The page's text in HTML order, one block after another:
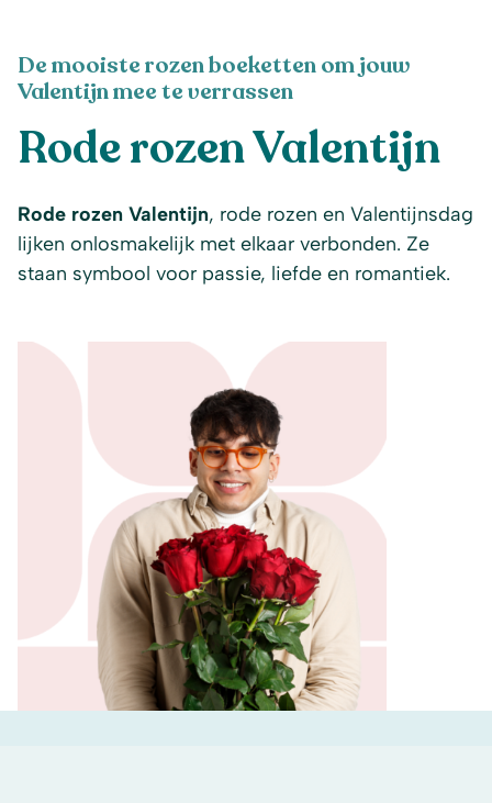
De mooiste rozen boeketten om jouw
Valentijn mee te verrassen
Rode rozen Valentijn
Rode rozen Valentijn, rode rozen en Valentijnsdag
lijken onlosmakelijk met elkaar verbonden. Ze
staan symbool voor passie, liefde en romantiek.